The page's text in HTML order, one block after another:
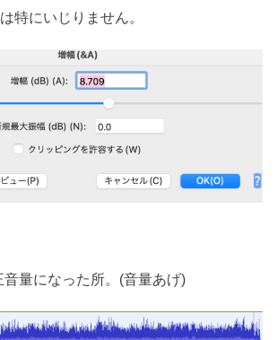
にいじりません。
量になった所。(音量あげ)